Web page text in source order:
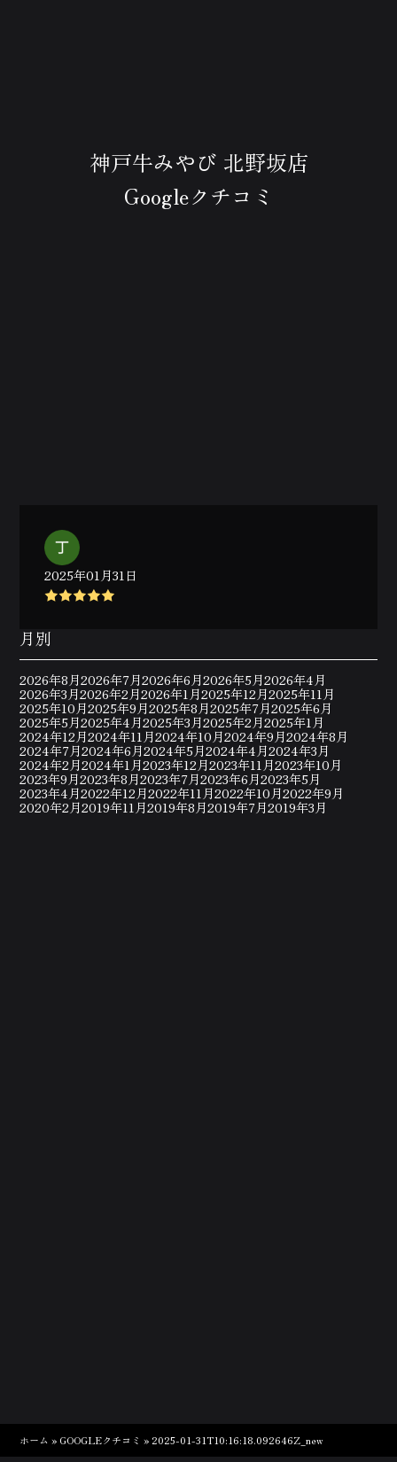
神戸牛みやび 北野坂店
Googleクチコミ
2025年01月31日
月別
2026年8月2026年7月2026年6月2026年5月2026年4月
2026年3月2026年2月2026年1月2025年12月2025年11月
2025年10月2025年9月2025年8月2025年7月2025年6月
2025年5月2025年4月2025年3月2025年2月2025年1月
2024年12月2024年11月2024年10月2024年9月2024年8月
2024年7月2024年6月2024年5月2024年4月2024年3月
2024年2月2024年1月2023年12月2023年11月2023年10月
2023年9月2023年8月2023年7月2023年6月2023年5月
2023年4月2022年12月2022年11月2022年10月2022年9月
2020年2月2019年11月2019年8月2019年7月2019年3月
ホーム » GOOGLEクチコミ » 2025-01-31T10:16:18.092646Z_new